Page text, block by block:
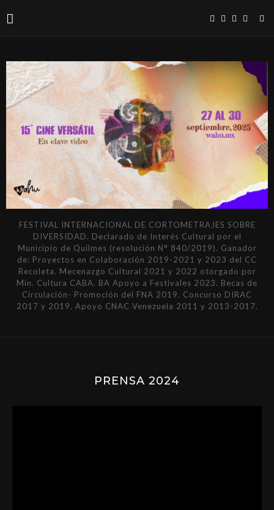
FESTIVAL INTERNACIONAL DE CORTOMETRAJES SOBRE
DIVERSIDAD. Declarado de Interés Cultural por el
Municipio de Quilmes (resolución N° 840/2019). Ganador
de: Proyectos en Colaboración 2019-2021 y 2023 del CC
Recoleta. Mecenazgo Cultural 2021 y 2022 otorgado por
Min. Cultura CABA. BA Apoyo a Festivales 2023. Becas de
Circulación- Promoción del FNA 2019. Concurso DIRAC
2017 y 2019. Apoyo CNAC Venezuela 2011 y 2013-2017.
PRENSA 2024